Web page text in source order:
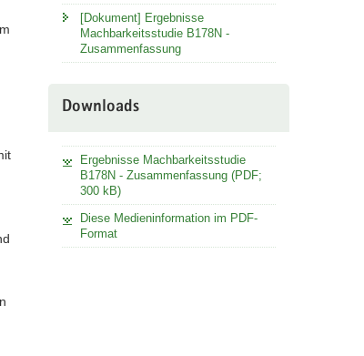
[Dokument] Ergebnisse
Machbarkeitsstudie B178N -
Zusammenfassung
Downloads
Ergebnisse Machbarkeitsstudie
B178N - Zusammenfassung (PDF;
300 kB)
Diese Medieninformation im PDF-
Format